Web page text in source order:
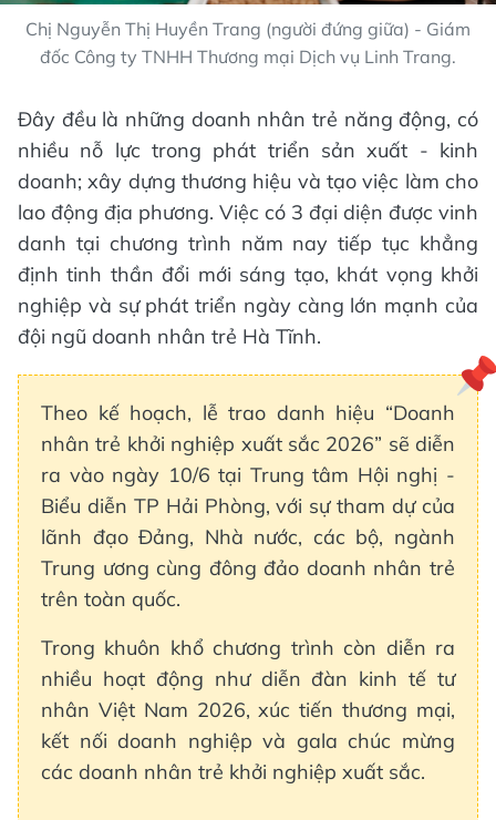
Chị Nguyễn Thị Huyền Trang (người đứng giữa) - Giám
đốc Công ty TNHH Thương mại Dịch vụ Linh Trang.
Đây đều là những doanh nhân trẻ năng động, có
nhiều nỗ lực trong phát triển sản xuất - kinh
doanh; xây dựng thương hiệu và tạo việc làm cho
lao động địa phương. Việc có 3 đại diện được vinh
danh tại chương trình năm nay tiếp tục khẳng
định tinh thần đổi mới sáng tạo, khát vọng khởi
nghiệp và sự phát triển ngày càng lớn mạnh của
đội ngũ doanh nhân trẻ Hà Tĩnh.
Theo kế hoạch, lễ trao danh hiệu “Doanh
nhân trẻ khởi nghiệp xuất sắc 2026” sẽ diễn
ra vào ngày 10/6 tại Trung tâm Hội nghị -
Biểu diễn TP Hải Phòng, với sự tham dự của
lãnh đạo Đảng, Nhà nước, các bộ, ngành
Trung ương cùng đông đảo doanh nhân trẻ
trên toàn quốc.
Trong khuôn khổ chương trình còn diễn ra
nhiều hoạt động như diễn đàn kinh tế tư
nhân Việt Nam 2026, xúc tiến thương mại,
kết nối doanh nghiệp và gala chúc mừng
các doanh nhân trẻ khởi nghiệp xuất sắc.